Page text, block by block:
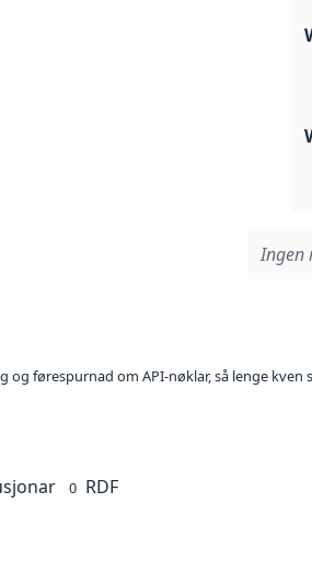
Ingen
førespurnad om API-nøklar, så lenge
0 RDF